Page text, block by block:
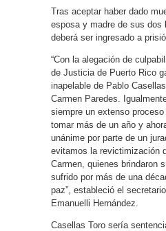
Tras aceptar haber dado
esposa y madre de sus dos
deberá ser ingresado a
“Con la alegación de
de Justicia de Puerto Rico
inapelable de Pablo
Carmen Paredes.
siempre un extenso
tomar más de un año y
unánime por parte de un
evitamos la revictimización
Carmen, quienes brindaron
sufrido por más de una
paz”, estableció el
Emanuelli Hernández.
Casellas Toro sería